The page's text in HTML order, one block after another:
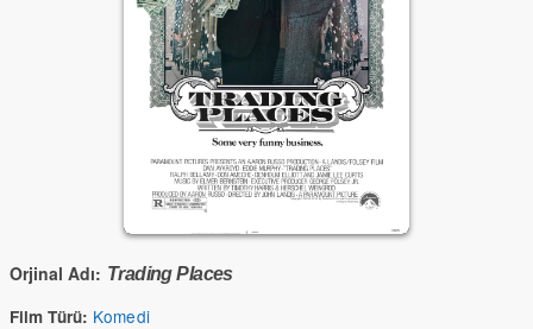
Orjinal Adı: Trading Places
Film Türü: Komedi